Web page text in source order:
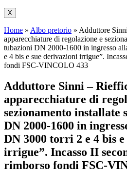
X
Home » Albo pretorio » Adduttore
apparecchiature di regolazione e
tubazioni DN 2000-1600 in ingresso
e 4 bis e sue derivazioni irrigue”.
fondi FSC-VINCOLO 433
Adduttore Sinni –
apparecchiature di
sezionamento installate
DN 2000-1600 in
DN 3000 torri 2 e 4 bis
irrigue”. Incasso II
rimborso fondi FSC-